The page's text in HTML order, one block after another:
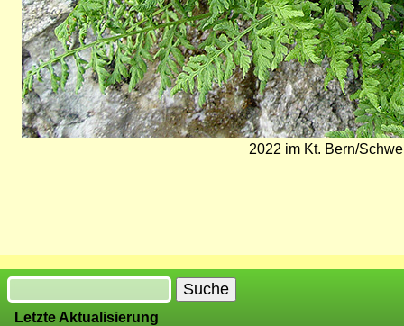
2022 im Kt. Bern/
Suche
Letzte Aktualisierung